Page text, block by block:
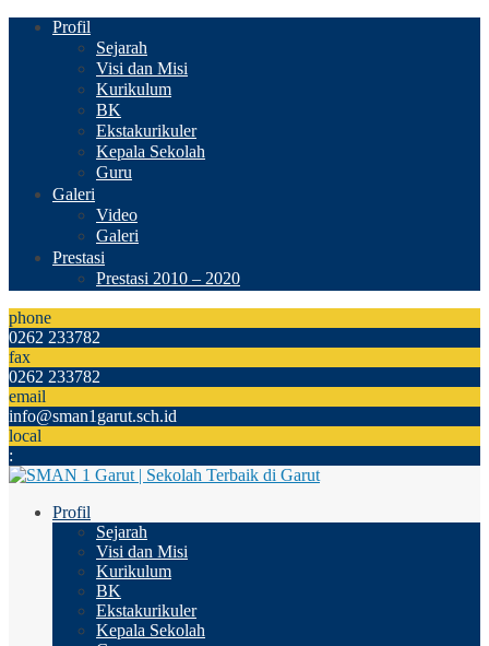
Profil
Sejarah
Visi dan Misi
Kurikulum
BK
Ekstakurikuler
Kepala Sekolah
Guru
Galeri
Video
Galeri
Prestasi
Prestasi 2010 – 2020
phone
0262 233782
fax
0262 233782
email
info@sman1garut.sch.id
local
:
Profil
Sejarah
Visi dan Misi
Kurikulum
BK
Ekstakurikuler
Kepala Sekolah